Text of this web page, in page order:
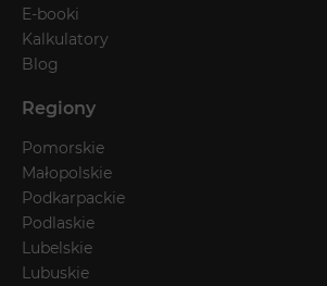
E-booki
Kalkulatory
Blog
Regiony
Pomorskie
Małopolskie
Podkarpackie
Podlaskie
Lubelskie
Lubuskie